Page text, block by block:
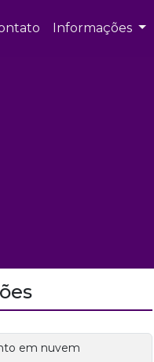
Informações
em nuvem